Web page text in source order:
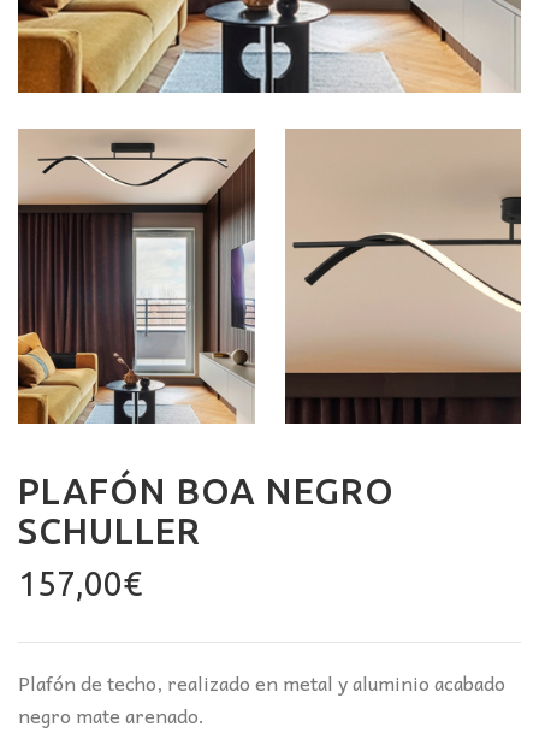
PLAFÓN BOA NEGRO
SCHULLER
157,00€
Plafón de techo, realizado en metal y aluminio acabado
negro mate arenado.